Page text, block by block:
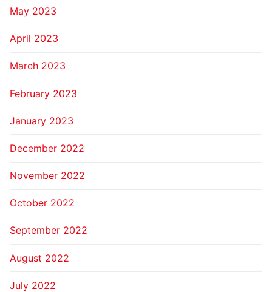
May 2023
April 2023
March 2023
February 2023
January 2023
December 2022
November 2022
October 2022
September 2022
August 2022
July 2022